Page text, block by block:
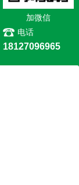
加微信
电话
18127096965